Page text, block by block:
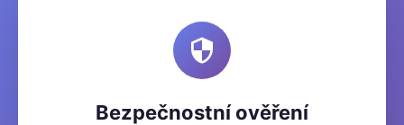
Bezpečnostní ověření